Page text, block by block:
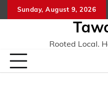
to
Sunday, August 9, 2026
Rooted Local.